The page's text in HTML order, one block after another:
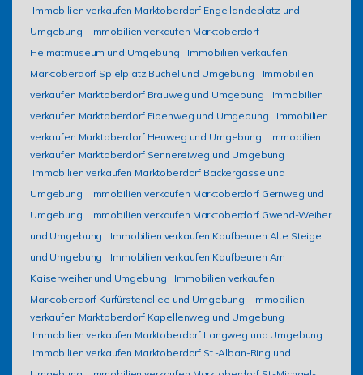
Immobilien verkaufen Marktoberdorf Engellandeplatz und
Umgebung
Immobilien verkaufen Marktoberdorf
Heimatmuseum und Umgebung
Immobilien verkaufen
Marktoberdorf Spielplatz Buchel und Umgebung
Immobilien
verkaufen Marktoberdorf Brauweg und Umgebung
Immobilien
verkaufen Marktoberdorf Eibenweg und Umgebung
Immobilien
verkaufen Marktoberdorf Heuweg und Umgebung
Immobilien
verkaufen Marktoberdorf Sennereiweg und Umgebung
Immobilien verkaufen Marktoberdorf Bäckergasse und
Umgebung
Immobilien verkaufen Marktoberdorf Gernweg und
Umgebung
Immobilien verkaufen Marktoberdorf Gwend-Weiher
und Umgebung
Immobilien verkaufen Kaufbeuren Alte Steige
und Umgebung
Immobilien verkaufen Kaufbeuren Am
Kaiserweiher und Umgebung
Immobilien verkaufen
Marktoberdorf Kurfürstenallee und Umgebung
Immobilien
verkaufen Marktoberdorf Kapellenweg und Umgebung
Immobilien verkaufen Marktoberdorf Langweg und Umgebung
Immobilien verkaufen Marktoberdorf St.-Alban-Ring und